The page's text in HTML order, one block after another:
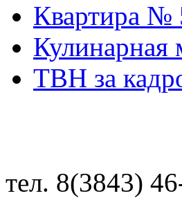
Квартира №
Кулинарная
ТВН за
тел. 8(3843)